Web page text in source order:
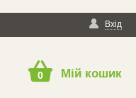
Вхід
0 Мій кошик